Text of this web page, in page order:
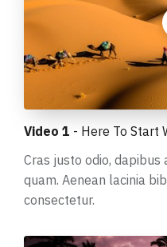
Video 1 - Here To Start
Cras justo odio, dapibus
quam. Aenean lacinia
consectetur.